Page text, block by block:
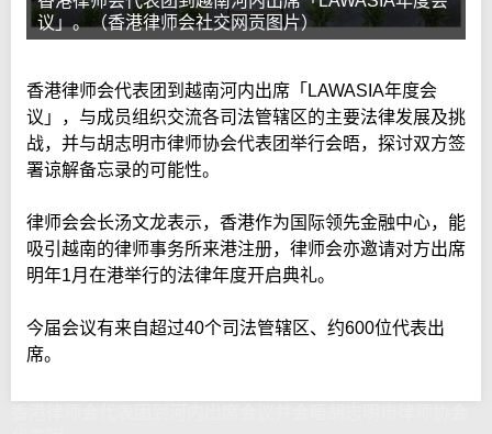
议」。（香港律师会社交网贡图片）
香港律师会代表团到越南河内出席「LAWASIA年度会
议」，与成员组织交流各司法管辖区的主要法律发展及挑
战，并与胡志明市律师协会代表团举行会晤，探讨双方签
署谅解备忘录的可能性。
律师会会长汤文龙表示，香港作为国际领先金融中心，能
吸引越南的律师事务所来港注册，律师会亦邀请对方出席
明年1月在港举行的法律年度开启典礼。
今届会议有来自超过40个司法管辖区、约600位代表出
席。